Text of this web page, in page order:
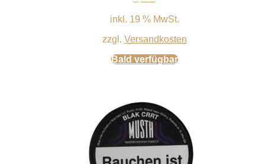
inkl. 19 % MwSt.
zzgl. Versandkosten
Bald verfügbar